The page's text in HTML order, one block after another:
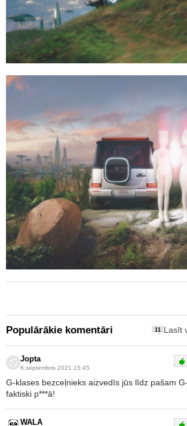
Populārākie komentāri 11 Lasīt
Jopta
6.septembris 2021 15:45
G-klases bezceļnieks aizvedīs jūs līdz pašam
faktiski p***ā!
WALA